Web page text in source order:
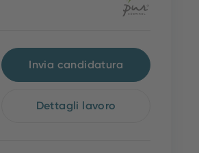
Invia candidatura
Dettagli lavoro